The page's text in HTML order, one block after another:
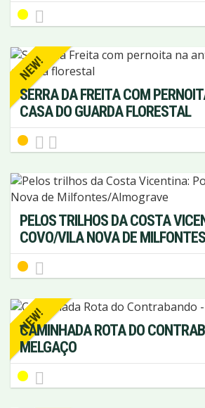
NEW!
SERRA DA FREITA COM
CASA DO GUARDA FLORESTAL
PELOS TRILHOS DA COSTA
COVO/VILA NOVA DE
NEW!
CAMINHADA ROTA DO
MELGAÇO